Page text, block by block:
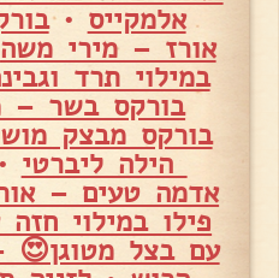
אלמקייס •
אורז – מירי משה
במילוי תרד
בורקס בשר –
בורקס מבצק
הילה ליברטי
אדמה טעים –
פילו במילוי
עם בצל מטוגן😍